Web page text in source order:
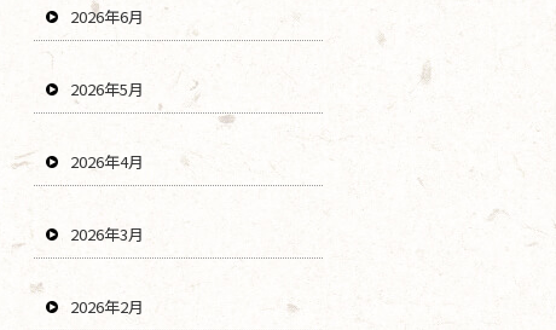
2026年6月
2026年5月
2026年4月
2026年3月
2026年2月